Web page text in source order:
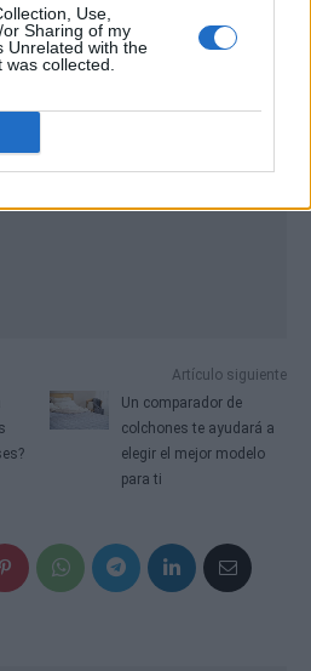
Use,
Sharing of my
Unrelated with the
collected.
Artículo siguiente
Un comparador de
colchones te ayudará a
elegir el mejor modelo
para ti